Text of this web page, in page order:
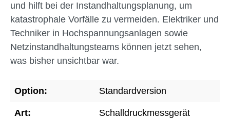
und hilft bei der Instandhaltungsplanung, um
katastrophale Vorfälle zu vermeiden. Elektriker und
Techniker in Hochspannungsanlagen sowie
Netzinstandhaltungsteams können jetzt sehen,
was bisher unsichtbar war.
Option: Standardversion
Art: Schalldruckmessgerät